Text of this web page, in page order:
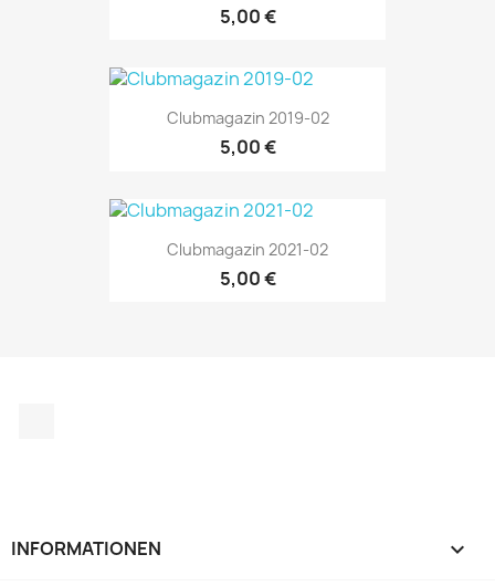
5,00 €
Clubmagazin 2019-02
5,00 €
Clubmagazin 2021-02
5,00 €
INFORMATIONEN 